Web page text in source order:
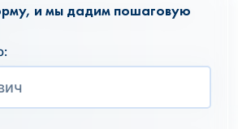
и мы дадим пошаговую